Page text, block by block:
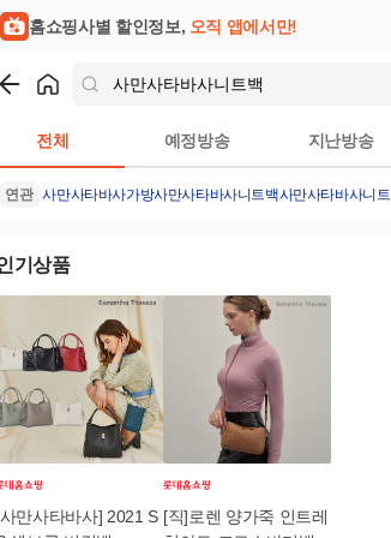
홈쇼핑사별 할인정보, 오직 앱에서만!
전체 예정방송 지난방송
연관 사만사타바사가방사만사타바사니트백사만사타바사니트
기상품
만사타바사] 2021 S [직]로렌 양가죽 인트레